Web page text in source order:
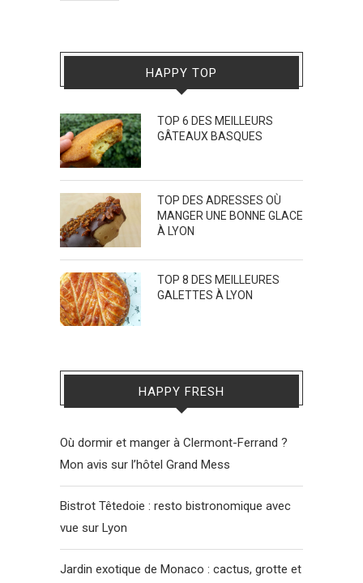
HAPPY TOP
TOP 6 DES MEILLEURS
GÂTEAUX BASQUES
TOP DES ADRESSES OÙ
MANGER UNE BONNE GLACE
À LYON
TOP 8 DES MEILLEURES
GALETTES À LYON
HAPPY FRESH
Où dormir et manger à Clermont-Ferrand ?
Mon avis sur l’hôtel Grand Mess
Bistrot Têtedoie : resto bistronomique avec
vue sur Lyon
Jardin exotique de Monaco : cactus, grotte et